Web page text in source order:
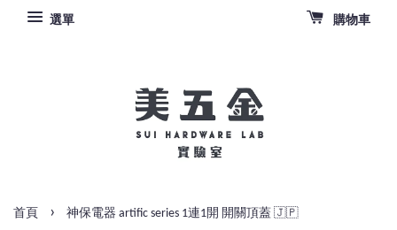
選單 購物車
首頁 › 神保電器 artific series 1連1開 開關頂蓋 🇯🇵